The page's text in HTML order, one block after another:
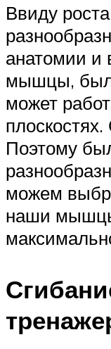
Ввиду
анатомии и
мышцы,
может
Поэтому
можем
наши